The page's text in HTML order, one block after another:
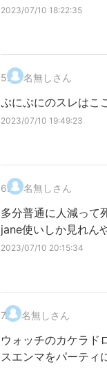
2023/07/10 18:22:35
5. 名無しさん
ぷにぷにのスレはこ
2023/07/10 19:49:23
6. 名無しさん
多分普通に人減って
jane使いしか見れん
2023/07/10 20:15:34
7. 名無しさん
ウォッチのカケラド
スエンマをパーティ